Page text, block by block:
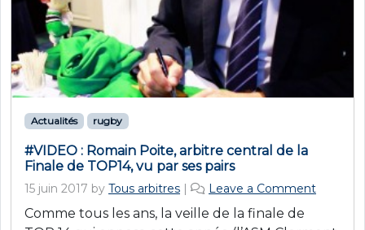
Actualités rugby
#VIDEO : Romain Poite, arbitre central de la
Finale de TOP14, vu par ses pairs
15 juin 2017 by Tous arbitres | Leave a Comment
Comme tous les ans, la veille de la finale de